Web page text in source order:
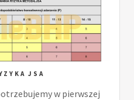
JSA
w pierwszej